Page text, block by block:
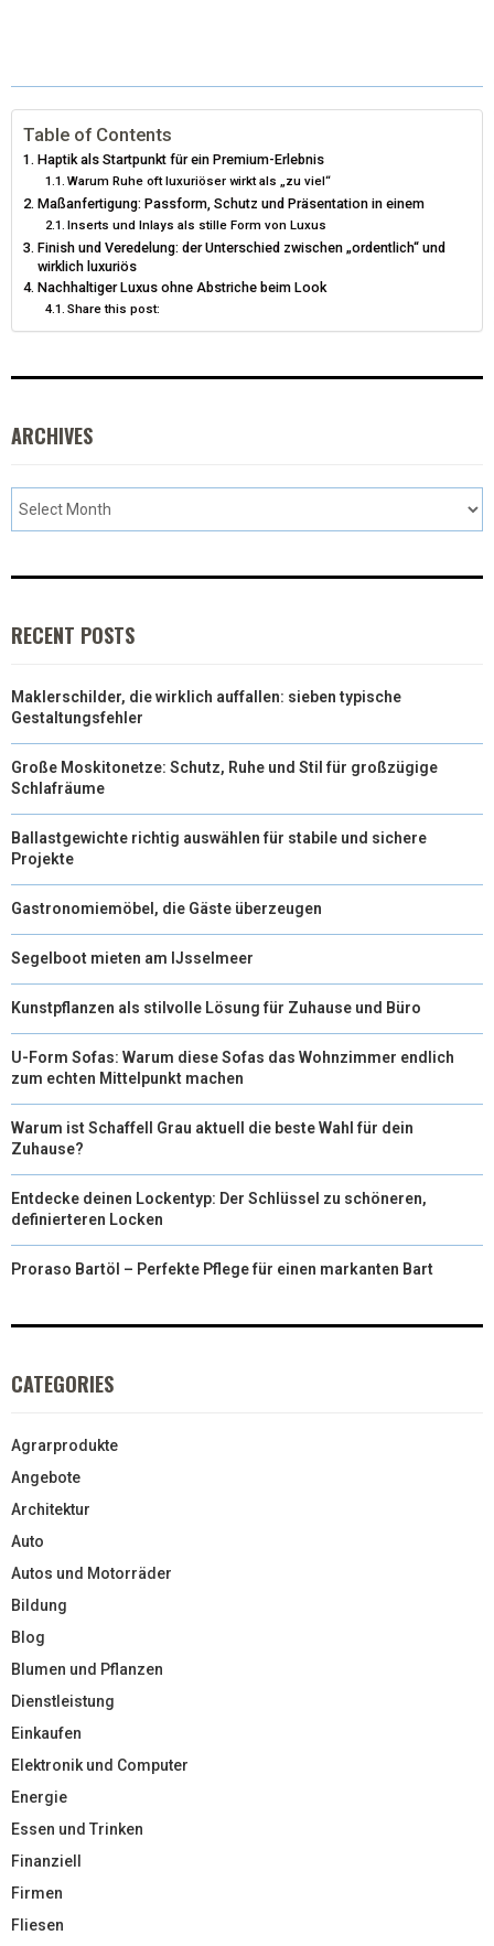
W
T
T
E
R
E
O
O
K
T
R
E
S
T
K
I
N
I
Table of Contents
Haptik als Startpunkt für ein Premium-Erlebnis
Warum Ruhe oft luxuriöser wirkt als „zu viel“
Maßanfertigung: Passform, Schutz und Präsentation in einem
Inserts und Inlays als stille Form von Luxus
Finish und Veredelung: der Unterschied zwischen „ordentlich“ und
wirklich luxuriös
Nachhaltiger Luxus ohne Abstriche beim Look
Share this post:
ARCHIVES
RECENT POSTS
Maklerschilder, die wirklich auffallen: sieben typische
Gestaltungsfehler
Große Moskitonetze: Schutz, Ruhe und Stil für großzügige
Schlafräume
Ballastgewichte richtig auswählen für stabile und sichere
Projekte
Gastronomiemöbel, die Gäste überzeugen
Segelboot mieten am IJsselmeer
Kunstpflanzen als stilvolle Lösung für Zuhause und Büro
U-Form Sofas: Warum diese Sofas das Wohnzimmer endlich
zum echten Mittelpunkt machen
Warum ist Schaffell Grau aktuell die beste Wahl für dein
Zuhause?
Entdecke deinen Lockentyp: Der Schlüssel zu schöneren,
definierteren Locken
Proraso Bartöl – Perfekte Pflege für einen markanten Bart
CATEGORIES
Agrarprodukte
Angebote
Architektur
Auto
Autos und Motorräder
Bildung
Blog
Blumen und Pflanzen
Dienstleistung
Einkaufen
Elektronik und Computer
Energie
Essen und Trinken
Finanziell
Firmen
Fliesen